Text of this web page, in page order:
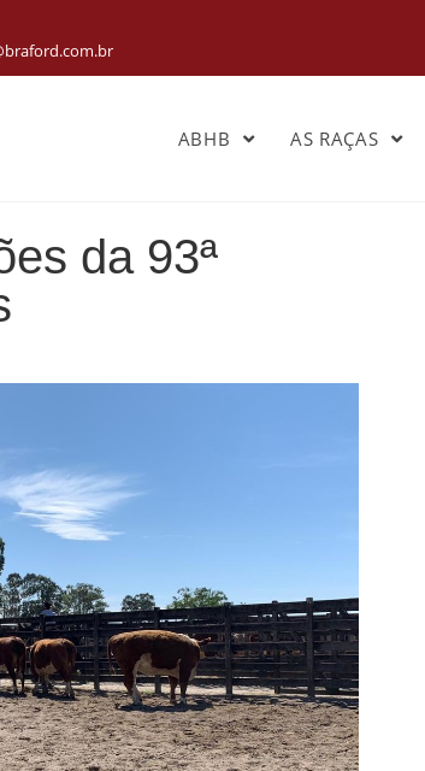
ABHB AS RAÇAS
da 93ª